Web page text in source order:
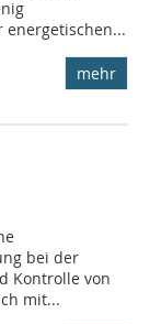
energetischen...
mehr
bei der
Kontrolle von
mit...